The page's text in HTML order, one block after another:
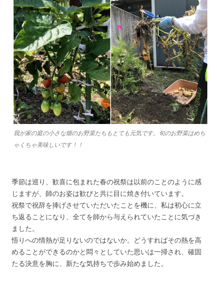
我が家の庭の小さな畑のお野菜たちもとても元気です。旬のお野菜はめち
ゃくちゃ美味しいです！！
季節は巡り、歓喜に包まれた春の祝祭は以前のことのように感
じますが、師のお姿は歓びと共に目に焼き付いています。
祝祭で祝辞を捧げさせていただいたことを機に、私は初心に立
ち返ることになり、全てを師から与えられていたことに気づき
ました。
悟りへの情熱が足りないのではないか。どうすればその熱を高
めることができるのかと悶々としていた思いは一掃され、確固
たる決意を胸に、新たな気持ちで歩み始めました。